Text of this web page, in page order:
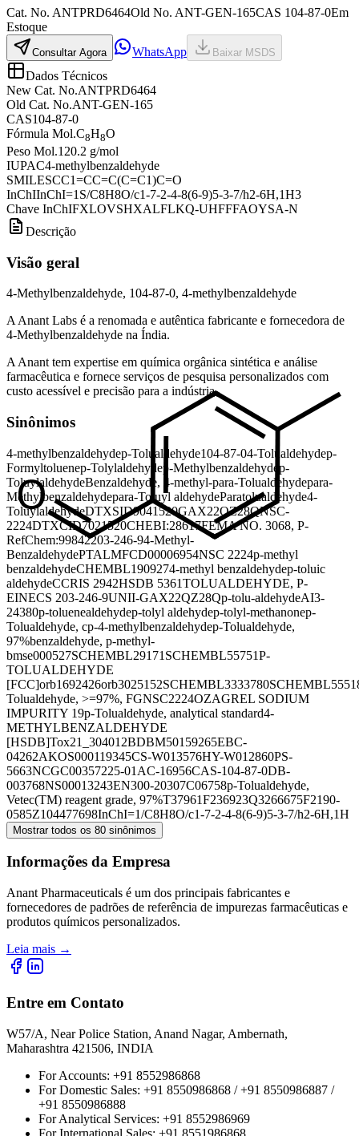
Cat. No. ANTPRD6464Old No. ANT-GEN-165CAS 104-87-0Em
Estoque
Consultar Agora WhatsApp Baixar MSDS
Dados Técnicos
New Cat. No.ANTPRD6464
Old Cat. No.ANT-GEN-165
CAS104-87-0
Fórmula Mol.C8H8O
Peso Mol.120.2 g/mol
IUPAC4-methylbenzaldehyde
SMILESCC1=CC=C(C=C1)C=O
InChIInChI=1S/C8H8O/c1-7-2-4-8(6-9)5-3-7/h2-6H,1H3
Chave InChIFXLOVSHXALFLKQ-UHFFFAOYSA-N
Descrição
Visão geral
4-Methylbenzaldehyde, 104-87-0, 4-methylbenzaldehyde
A Anant Labs é a renomada e autêntica fabricante e fornecedora de
4-Methylbenzaldehyde na Índia.
A Anant tem expertise em química orgânica sintética e análise
farmacêutica e fornece serviços de pesquisa personalizados com
custo acessível e precisão para a indústria.
Sinônimos
4-methylbenzaldehydep-Tolualdehyde104-87-04-Tolualdehydep-
Formyltoluenep-Tolylaldehydep-Methylbenzaldehyde p-
ToluylaldehydeBenzaldehyde, 4-methyl-para-Tolualdehydepara-
Methylbenzaldehydepara-Toluyl aldehydeParatolualdehyde4-
ToluylaldehydeDTXSID9041520GAX22QZ28QNSC-
2224DTXCID7021520CHEBI:28617FEMA NO. 3068, P-
RefChem:99842203-246-94-Methyl-
BenzaldehydePTALMFCD00006954NSC 2224p-methyl
benzaldehydeCHEMBL1909274-methyl benzaldehydep-toluic
aldehydeCCRIS 2942HSDB 5361TOLUALDEHYDE, P-
EINECS 203-246-9UNII-GAX22QZ28Qp-tolu-aldehydeAI3-
24380p-toluenealdehydep-tolyl aldehydep-tolyl-methanonep-
Tolualdehyde, cp-4-methylbenzaldehydep-Tolualdehyde,
97%benzaldehyde, p-methyl-
bmse000527SCHEMBL29171 SCHEMBL55751P-
TOLUALDEHYDE
[FCC]orb1692426orb3025152SCHEMBL3333780
Tolualdehyde, >=97%, FGNSC2224OZAGREL SODIUM
IMPURITY 19p-Tolualdehyde, analytical standard4-
METHYLBENZALDEHYDE
[HSDB]Tox21_304012BDBM50159265EBC-
04262AKOS000119345CS-W013576HY-W012860PS-
5663NCGC00357225-01 AC-16956CAS-104-87-0DB-
003768NS00013243EN300-20307C06758p-Tolualdehyde,
Vetec(TM) reagent grade, 97%T37961F236923Q3266675F2190-
0585Z104477698InChI=1/C8H8O/c1-7-2-4-8(6-9)5-3-7/h2-6H,1H
Mostrar todos os 80 sinônimos
Informações da Empresa
Anant Pharmaceuticals é um dos principais fabricantes e
fornecedores de padrões de referência de impurezas farmacêuticas e
produtos químicos personalizados.
Leia mais →
Entre em Contato
W57/A, Near Police Station, Anand Nagar, Ambernath,
Maharashtra 421506, INDIA
For Accounts: +91 8552986868
For Domestic Sales: +91 8550986868 / +91 8550986887 /
+91 8550986888
For Analytical Services: +91 8552986969
For International Sales: +91 8551986868